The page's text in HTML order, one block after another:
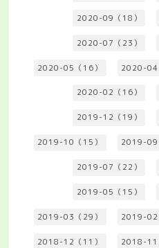
2020-09（18）
2020-07（23）
2020-05（16） 2020-04
2020-02（16）
2019-12（19）
2019-10（15） 2019-09
2019-07（22）
2019-05（15）
2019-03（29） 2019-02
2018-12（11） 2018-11